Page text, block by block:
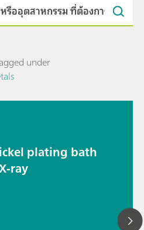
under
plating bath
ray